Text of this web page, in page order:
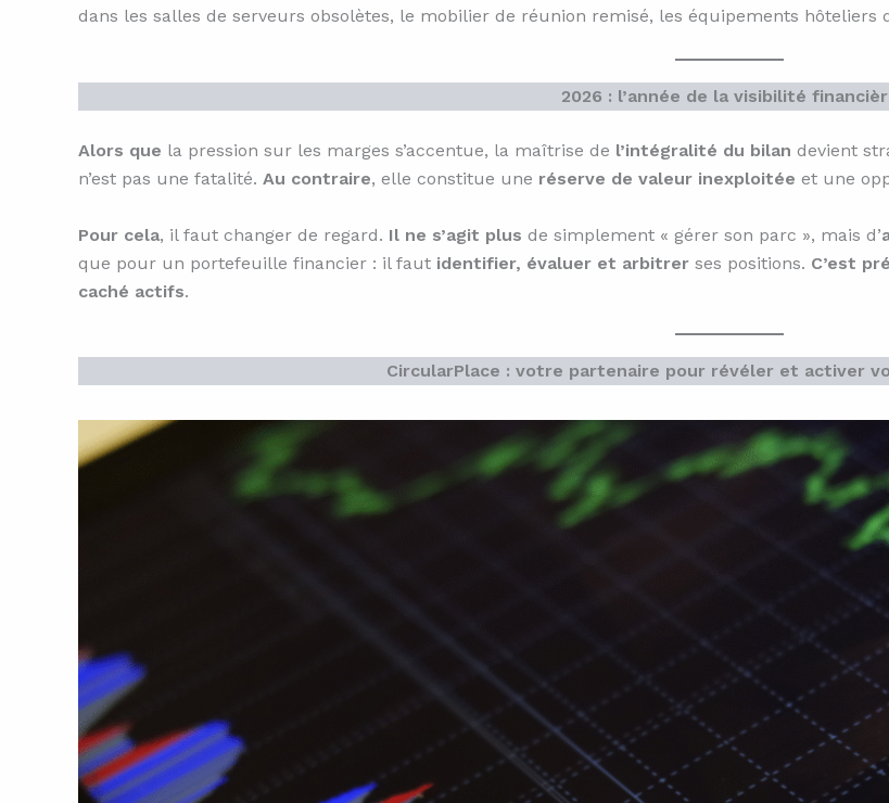
dans les salles de serveurs obsolètes, le mobilier de réunion remisé, les équipements hôteliers
2026 : l’année de la visibilité
Alors que la pression sur les marges s’accentue, la maîtrise de l’intégralité du bilan devient
n’est pas une fatalité. Au contraire, elle constitue une réserve de valeur inexploitée et une
Pour cela, il faut changer de regard. Il ne s’agit plus de simplement « gérer son parc », mais d’
que pour un portefeuille financier : il faut identifier, évaluer et arbitrer ses positions. C’est
caché actifs.
CircularPlace : votre partenaire pour révéler et activer